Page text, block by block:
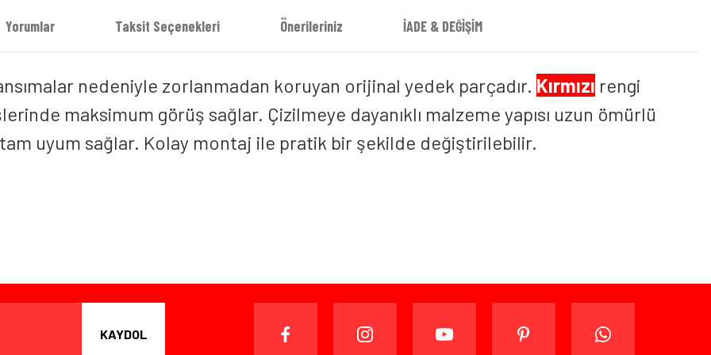
Yorumlar Taksit Seçenekleri Önerileriniz İADE & DEĞİŞİM
yansımalar nedeniyle zorlanmadan koruyan orijinal yedek parçadır. Kırmızı rengi
maksimum görüş sağlar. Çizilmeye dayanıklı malzeme yapısı uzun ömürlü
uyum sağlar. Kolay montaj ile pratik bir şekilde değiştirilebilir.
içinde, kargo ücreti alıcı müşteriye ait olmak kaydıyla ürünü iade edebilir veya değiştirebilirsiniz.
KAYDOL